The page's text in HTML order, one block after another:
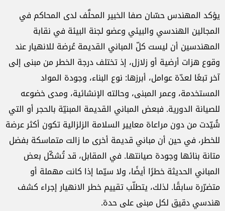
يؤكد المهندس حسّان صفا الخبير المحلَّف لدى المحاكم في
المجالين الهندسي والبيئي وعضو لجنة البيئة في نقابة
المهندسين أن ليست كلّ المباني القديمة عُرضة للانهيار عند
وقوع هزات أرضية أو زلازل، إذ تختلف درجة الخطر من مبنى إلى
آخر تبعًا لعدّة عوامل، أبرزها: نوع البناء، وجودة المواد
المستخدمة، وعمر المبنى، وحالته الإنشائية، ومدى خضوعه
للصيانة الدورية. فبعض المباني القديمة المبنيّة بالحجر أو التي
شُيّدت من دون مراعاة معايير السلامة الزلزالية تكون أكثر عرضة
للخطر، في حين أن مباني قديمة أخرى ما زالت متماسكة بفضل
متانة بنائها وجودة صيانتها. في المقابل، قد تُشكّل بعض
المباني الحديثة خطرًا أيضًا، ولا سيّما إذا كانت مهملة أو
متضرّرة سابقًا. لذلك، يتطلّب تقييم خطر الانهيار إجراء كشف
هندسي دقيق لكل مبنى على حدة.